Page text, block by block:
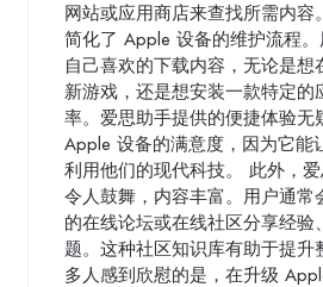
网站或应用商店来查找所需内容
简化了 Apple 设备的维护流程
自己喜欢的下载内容，无论是想
新游戏，还是想安装一款特定的
率。爱思助手提供的便捷体验无
Apple 设备的满意度，因为它能
利用他们的现代科技。 此外，
令人鼓舞，内容丰富。用户通常
的在线论坛或在线社区分享经验
题。这种社区知识库有助于提升
多人感到欣慰的是，在升级